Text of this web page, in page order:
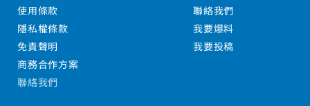
使用條款
隱私權條款
免責聲明
商務合作方案
聯絡我們
我要爆料
我要投稿
聯絡我們